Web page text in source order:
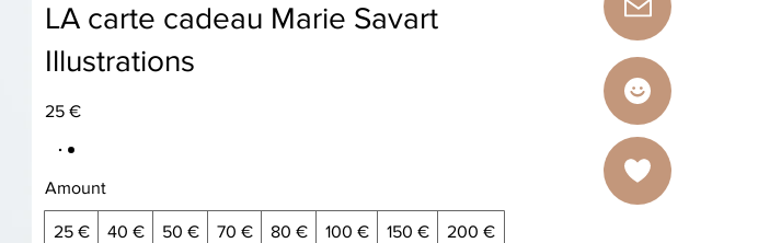
LA carte cadeau Marie Savart
Illustrations
25 €
Amount
25 € 40 € 50 € 70 € 80 € 100 € 150 € 200 €